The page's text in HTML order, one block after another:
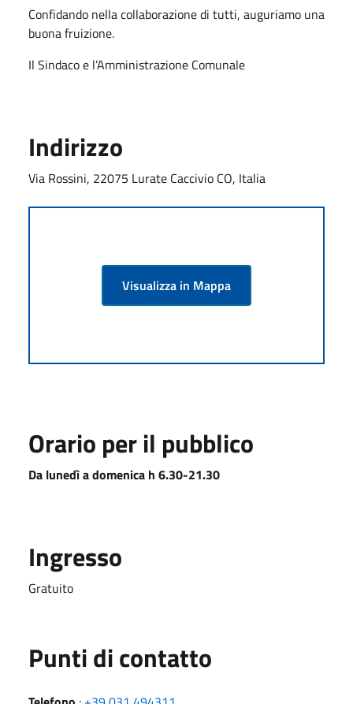
Confidando nella collaborazione di tutti, auguriamo una
buona fruizione.
Il Sindaco e l’Amministrazione Comunale
Indirizzo
Via Rossini, 22075 Lurate Caccivio CO, Italia
Visualizza in Mappa
Orario per il pubblico
Da lunedì a domenica h 6.30-21.30
Ingresso
Gratuito
Punti di contatto